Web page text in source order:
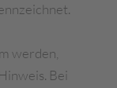
werden,
Bei